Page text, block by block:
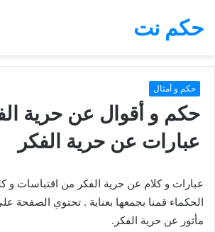
حكم نت
حكم و أمثال
عبارات عن حرية الفكر
عبارات و كلام عن حرية الفكر من اقتباسات و
مأثور عن حرية الفكر.